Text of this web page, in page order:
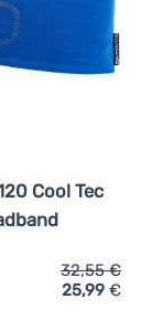
Cool Tec
'Stirnband
32,55€
25,99 €